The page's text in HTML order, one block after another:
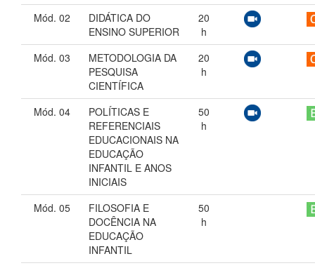
Mód. 02
DIDÁTICA DO
ENSINO SUPERIOR
20
h
Mód. 03
METODOLOGIA DA
PESQUISA
CIENTÍFICA
20
h
Mód. 04
POLÍTICAS E
REFERENCIAIS
EDUCACIONAIS NA
EDUCAÇÃO
INFANTIL E ANOS
INICIAIS
50
h
Mód. 05
FILOSOFIA E
DOCÊNCIA NA
EDUCAÇÃO
INFANTIL
50
h